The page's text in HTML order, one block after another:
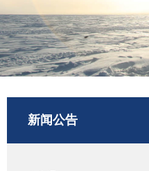
新闻公告